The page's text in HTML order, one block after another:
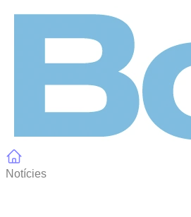
Notícies